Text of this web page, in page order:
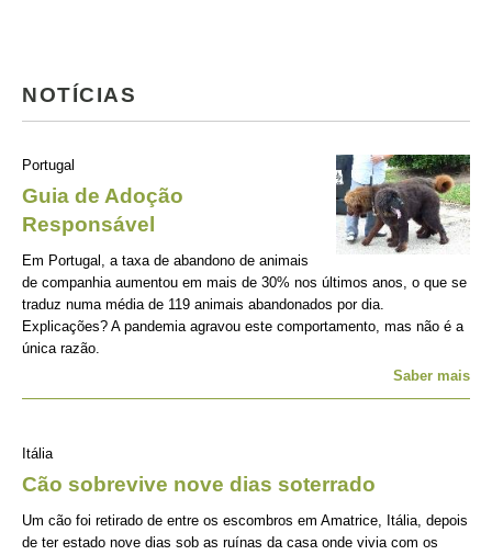
NOTÍCIAS
Portugal
Guia de Adoção
Responsável
Em Portugal, a taxa de abandono de animais
de companhia aumentou em mais de 30% nos últimos anos, o que se
traduz numa média de 119 animais abandonados por dia.
Explicações? A pandemia agravou este comportamento, mas não é a
única razão.
Saber mais
Itália
Cão sobrevive nove dias soterrado
Um cão foi retirado de entre os escombros em Amatrice, Itália, depois
de ter estado nove dias sob as ruínas da casa onde vivia com os